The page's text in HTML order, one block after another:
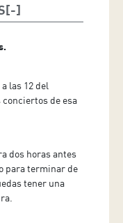
las 12 del
de esa
dos horas antes
para terminar de
tener una